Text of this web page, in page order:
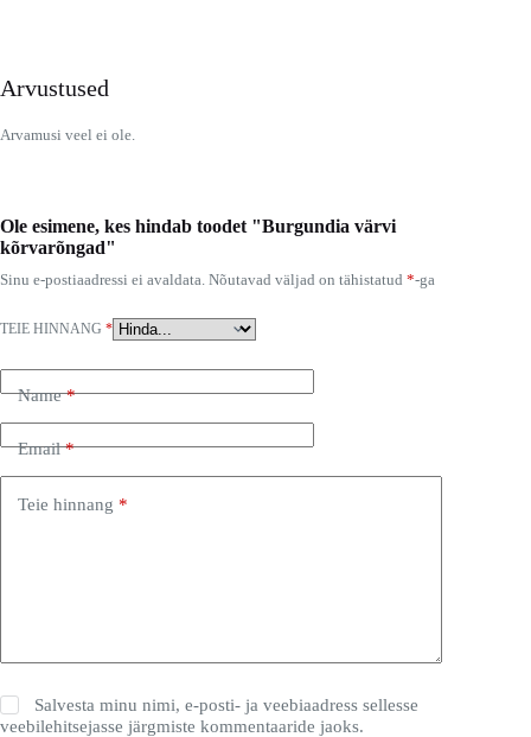
Arvustused
Arvamusi veel ei ole.
Ole esimene, kes hindab toodet "Burgundia värvi
kõrvarõngad"
Sinu e-postiaadressi ei avaldata. Nõutavad väljad on tähistatud *-ga
TEIE HINNANG *
Name*
Email*
Teie hinnang *
Salvesta minu nimi, e-posti- ja veebiaadress sellesse
veebilehitsejasse järgmiste kommentaaride jaoks.